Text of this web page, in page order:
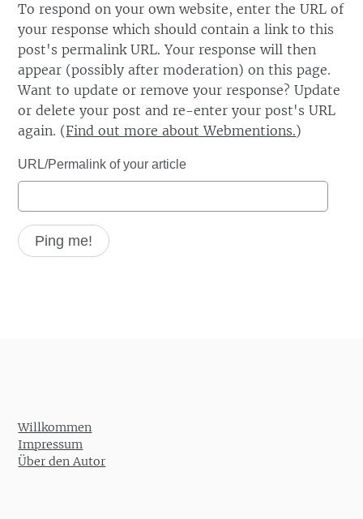
To respond on your own website, enter the URL of
your response which should contain a link to this
post's permalink URL. Your response will then
appear (possibly after moderation) on this page.
Want to update or remove your response? Update
or delete your post and re-enter your post's URL
again. (Find out more about Webmentions.)
URL/Permalink of your article
Willkommen
Impressum
Über den Autor